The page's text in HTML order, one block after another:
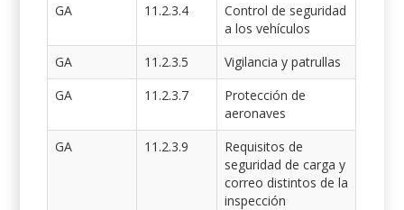
GA
11.2.3.4
Control de seguridad
a los vehículos
GA
11.2.3.5
Vigilancia y patrullas
GA
11.2.3.7
Protección de
aeronaves
GA
11.2.3.9
Requisitos de
seguridad de carga y
correo distintos de la
inspección